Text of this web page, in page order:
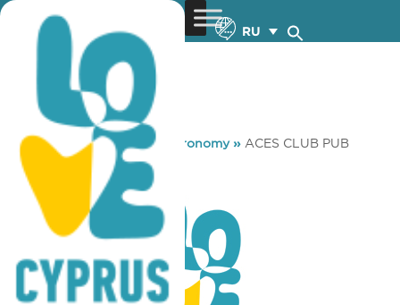
RU
You are here: Home »Gastronomy» ACES CLUB PUB
ACES CLUB PUB